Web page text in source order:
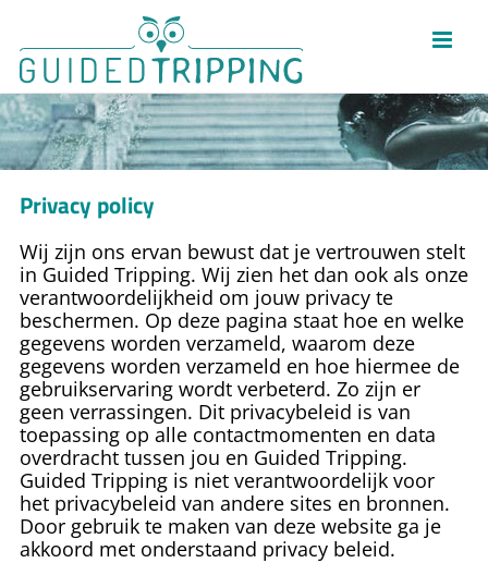
content
Privacy policy
Guided Tripping
Wij zijn ons ervan bewust dat je vertrouwen stelt
in Guided Tripping. Wij zien het dan ook als onze
verantwoordelijkheid om jouw privacy te
beschermen. Op deze pagina staat hoe en welke
gegevens worden verzameld, waarom deze
gegevens worden verzameld en hoe hiermee de
gebruikservaring wordt verbeterd. Zo zijn er
geen verrassingen. Dit privacybeleid is van
toepassing op alle contactmomenten en data
overdracht tussen jou en Guided Tripping.
Guided Trippingis niet verantwoordelijk voor
het privacybeleid van andere sites en bronnen.
Door gebruik te maken van deze website ga je
akkoord met onderstaand privacy beleid.